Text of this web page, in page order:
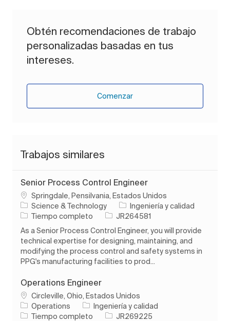
Obtén recomendaciones de trabajo
personalizadas basadas en tus
intereses.
Comenzar
Trabajos similares
Senior Process Control Engineer
Ubicación
Springdale, Pensilvania, Estados Unidos
Science & Technology
Categoría
Ingeniería y calidad
Tipo de trabajo
Tiempo completo ID de trabajo
JR264581
As a Senior Process Control Engineer, you will provide
technical expertise for designing, maintaining, and
modifying the process control and safety systems in
PPG's manufacturing facilities to prod...
Operations Engineer
Ubicación
Circleville, Ohio, Estados Unidos
Operations
Categoría
Ingeniería y calidad
Tipo de trabajo
Tiempo completo ID de trabajo
JR269225